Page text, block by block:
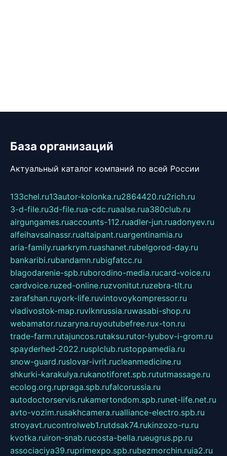
База организаций
Актуальный каталог компаний по всей России
133chel.ru13autor-kolonka.ru2864420.ru2rich.ru
3-d-file.ru3d-file.rua-cdc.ruaalse.rua380club.ru
airgungames.ruaccounts-112.ruadler-jun.ruadonyev.ru
alfeihavsalnassr.rualtaipant.ruargentinamia.ru
aria-family.ruarkrym.ruashanet.rubelgorod-day.ru
bankaribi.rubandamn.rubigfatcc.ru
blagodarenie-spb.ruborodino-media.rucard-voice.ru
cardvoice.ruzed-online.ruzvonitut.ruzebra-tlt.ru
zarafshan.ruyork-life.ruvintovoykompressor.ru
vladivostok-map.ruvlknrussia.ruwasabi-shop.ru
webamator.ruzaryna.ruyoutubefree.rux-ton.ru
trade-farm.rutajuncos.rutaksu.rutor-lyubov-i-grom.ru
spayderhed-2022.rusplclub.rustoppamedia.ru
snow-guard.ruslovar-ivrit.rucleanmedicine.ru
shkurki-karakulya.rukanotiforet.spb.rututmassage.ru
ecolog.org.rupraga.spb.rufalcorussia.ru
autodoctorservis.rukamertondom.spb.runet-life.net.ru
avto-vozim.rusakhcamera.rualliance-electro.spb.ru
stroyavt.rucontrolweb1.rutdsak74.rukinzozo-ru.ru
kvotka.ruiron-snab.rucosta-bella.rueugrus.pp.ru
associaciya39.ruprimexpo.spb.rubezmorchin.ruia2.ru